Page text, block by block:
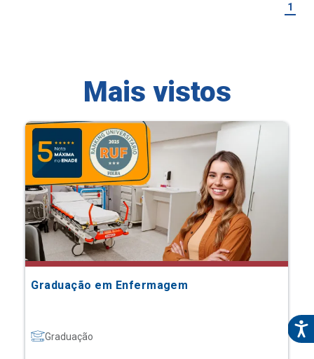
1
Mais vistos
Graduação em Enfermagem
Graduação